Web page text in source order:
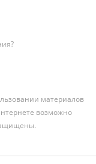
материалов
возможно